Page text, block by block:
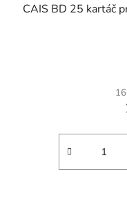
CAIS BD 25 kartáč